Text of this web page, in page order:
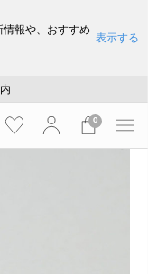
情報や、おすすめ
表示する
について
について
0